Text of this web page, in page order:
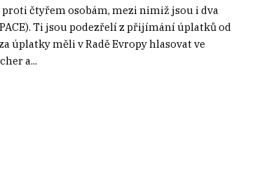
čtyřem osobám, mezi nimiž jsou i dva
Ti jsou podezřelí z přijímání úplatků od
úplatky měli v Radě Evropy hlasovat ve
a...